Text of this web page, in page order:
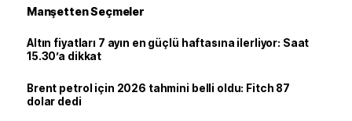
Manşetten Seçmeler
Altın fiyatları 7 ayın en güçlü haftasına ilerliyor: Saat
15.30’a dikkat
Brent petrol için 2026 tahmini belli oldu: Fitch 87
dolar dedi